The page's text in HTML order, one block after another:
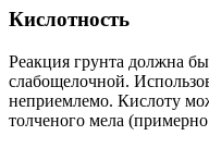
Кислотность
Реакция грунта должна
слабощелочной.
неприемлемо. Кислоту
толченого мела